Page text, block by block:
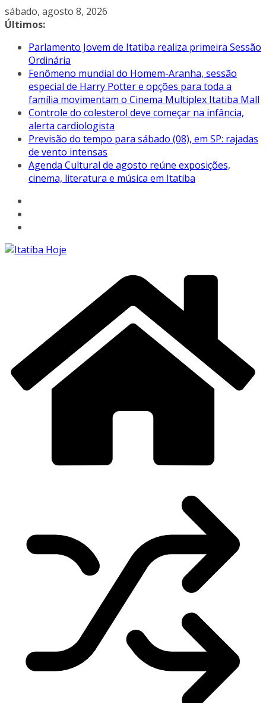
Pular
para
conteúdo
sábado, agosto 8, 2026
Últimos:
Parlamento Jovem de Itatiba realiza primeira Sessão
Ordinária
Fenômeno mundial do Homem-Aranha, sessão
especial de Harry Potter e opções para toda a
família movimentam o Cinema Multiplex Itatiba Mall
Controle do colesterol deve começar na infância,
alerta cardiologista
Previsão do tempo para sábado (08), em SP: rajadas
de vento intensas
Agenda Cultural de agosto reúne exposições,
cinema, literatura e música em Itatiba